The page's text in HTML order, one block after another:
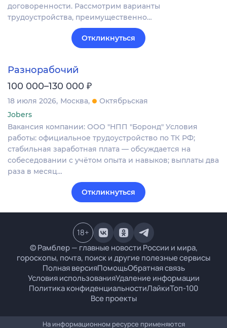
договоренности. Рассмотрим варианты
трудоустройства, преимущественно…
Откликнуться
Разнорабочий
100 000–130 000 ₽
18 июля 2026 Москва
Октябрьская
Jobers
Вакансия компании: ООО "НПП "Боронд" Условия
работы: официальное трудоустройство по ТК РФ;
стабильная заработная плата — обсуждается на
собеседовании с учётом опыта и навыков; выплаты два
раза в месяц…
Откликнуться
© Рамблер — главные новости России и мира,
гороскопы, почта, поиск и другие полезные сервисы
Полная версияПомощьОбратная связь
Условия использованияУдаление информации
Политика конфиденциальностиЛайкиТоп-100
Все проекты
18+
На информационном ресурсе применяются